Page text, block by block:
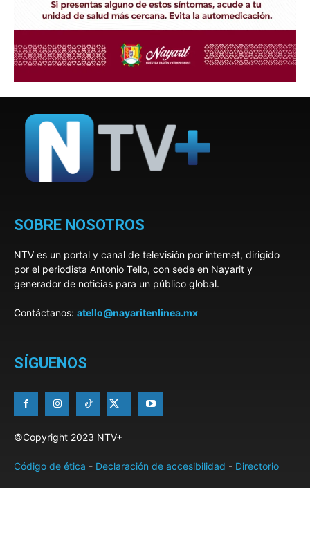
SOBRE NOSOTROS
NTV es un portal y canal de televisión por internet, dirigido
por el periodista Antonio Tello, con sede en Nayarit y
generador de noticias para un público global.
Contáctanos: atello@nayaritenlinea.mx
SÍGUENOS
©Copyright 2023 NTV+
Código de ética - Declaración de accesibilidad - Directorio